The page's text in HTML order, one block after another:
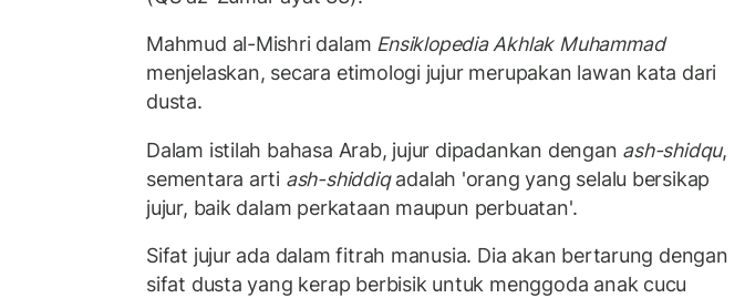
Mahmud al-Mishri dalam Ensiklopedia Akhlak Muhammad
menjelaskan, secara etimologi jujur merupakan lawan kata dari
dusta.
Dalam istilah bahasa Arab, jujur dipadankan dengan ash-shidqu,
sementara arti ash-shiddiqadalah 'orang yang selalu bersikap
jujur, baik dalam perkataan maupun perbuatan'.
Sifat jujur ada dalam fitrah manusia. Dia akan bertarung dengan
sifat dusta yang kerap berbisik untuk menggoda anak cucu